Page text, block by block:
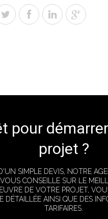
pour
projet ?
SIMPLE DEVIS, NOTRE
CONSEILLE SUR LE
DE VOTRE PROJET,
DÉTAILLÉE AINSI QUE DES
TARIFAIRES.